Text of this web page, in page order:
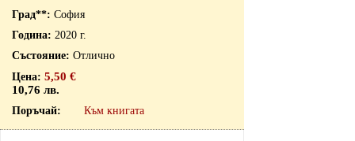
София
2020 г.
Отлично
5,50 €
10,76 лв.
Към книгата